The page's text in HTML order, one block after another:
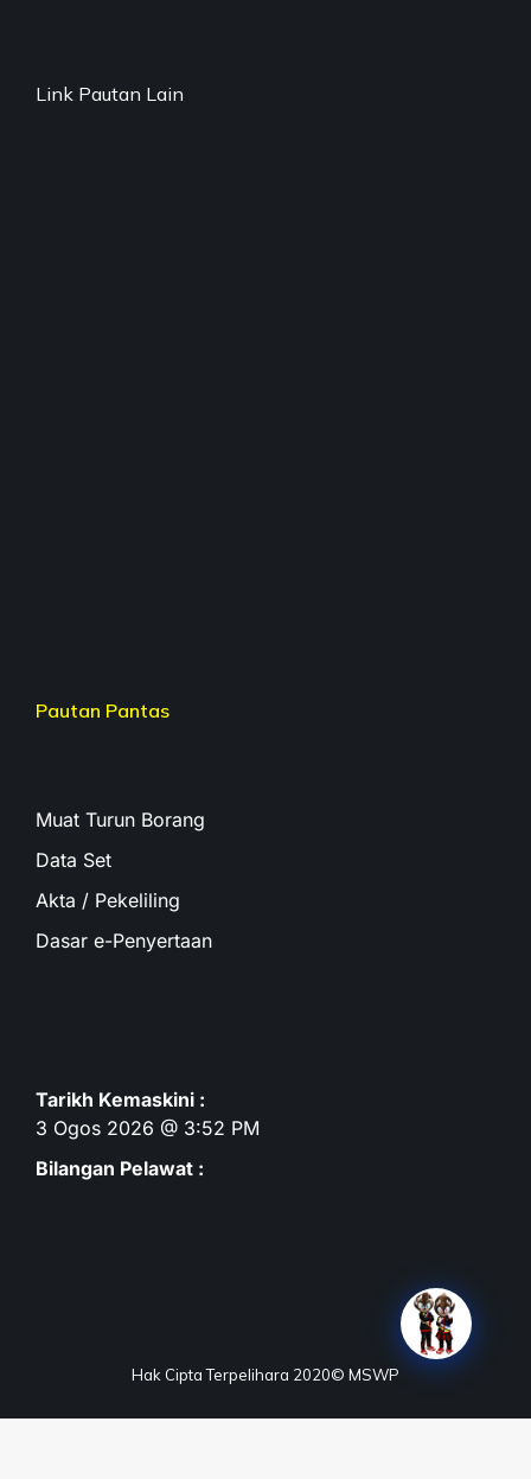
Link Pautan Lain
Pautan Pantas
Muat Turun Borang
Data Set
Akta / Pekeliling
Dasar e-Penyertaan
Tarikh Kemaskini :
3 Ogos 2026 @ 3:52 PM
Bilangan Pelawat :
Hak Cipta Terpelihara 2020© MSWP